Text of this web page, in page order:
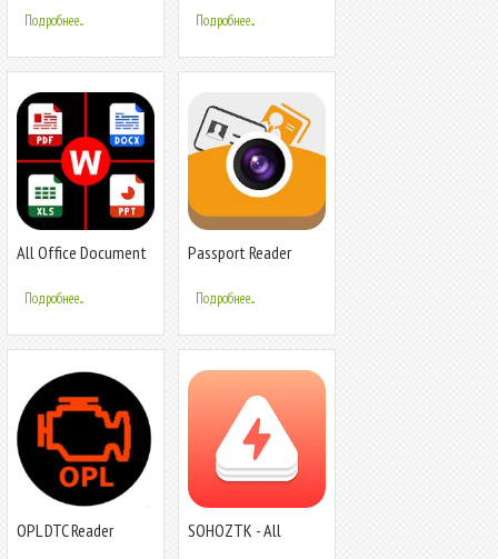
Подробнее...
PPT, PDF, TXT
Подробнее...
All Office Document
Подробнее...
Passport Reader
Подробнее...
OPL DTC Reader
SOHOZTK - All